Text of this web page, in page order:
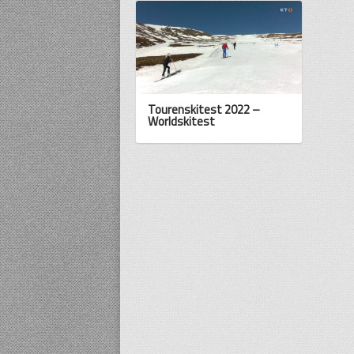
Tourenskitest 2022 –
Worldskitest